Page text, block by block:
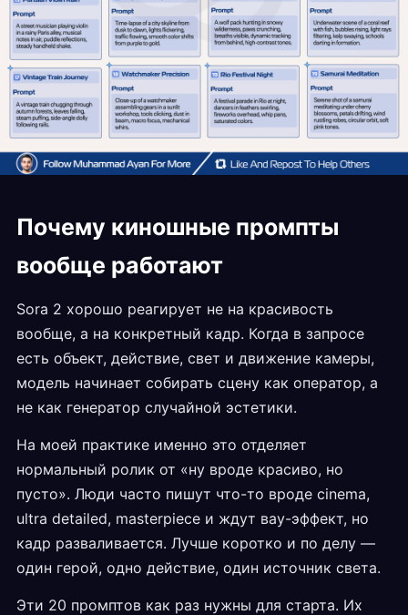
Почему киношные промпты
вообще работают
Sora 2 хорошо реагирует не на красивость
вообще, а на конкретный кадр. Когда в запросе
есть объект, действие, свет и движение камеры,
модель начинает собирать сцену как оператор, а
не как генератор случайной эстетики.
На моей практике именно это отделяет
нормальный ролик от «ну вроде красиво, но
пусто». Люди часто пишут что-то вроде cinema,
ultra detailed, masterpiece и ждут вау-эффект, но
кадр разваливается. Лучше коротко и по делу —
один герой, одно действие, один источник света.
Эти 20 промптов как раз нужны для старта. Их